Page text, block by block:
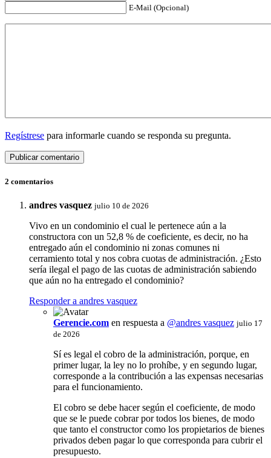
E-Mail (Opcional)
Regístrese para informarle cuando se responda su pregunta.
2 comentarios
andres vasquez julio 10 de 2026
Vivo en un condominio el cual le pertenece aún a la
constructora con un 52,8 % de coeficiente, es decir, no ha
entregado aún el condominio ni zonas comunes ni
cerramiento total y nos cobra cuotas de administración. ¿Esto
sería ilegal el pago de las cuotas de administración sabiendo
que aún no ha entregado el condominio?
Responder a andres vasquez
Gerencie.com en respuesta a @andres vasquez julio 17
de 2026
Sí es legal el cobro de la administración, porque, en
primer lugar, la ley no lo prohíbe, y en segundo lugar,
corresponde a la contribución a las expensas necesarias
para el funcionamiento.
El cobro se debe hacer según el coeficiente, de modo
que se le puede cobrar por todos los bienes, de modo
que tanto el constructor como los propietarios de bienes
privados deben pagar lo que corresponda para cubrir el
presupuesto.